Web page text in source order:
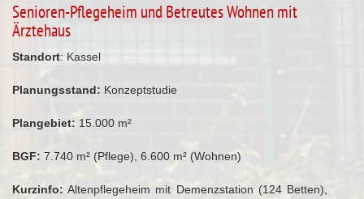
Senioren-Pflegeheim und Betreutes Wohnen mit
Ärztehaus
Standort: Kassel
Planungsstand: Konzeptstudie
Plangebiet: 15.000 m²
BGF: 7.740 m² (Pflege), 6.600 m² (Wohnen)
Kurzinfo: Altenpflegeheim mit Demenzstation (124 Betten),